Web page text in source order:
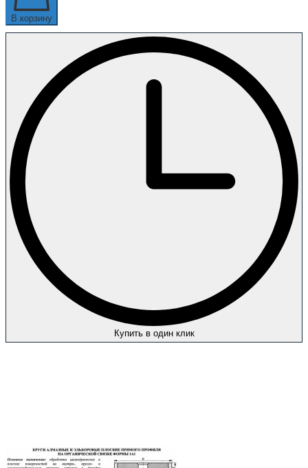
В корзину
Купить в один клик